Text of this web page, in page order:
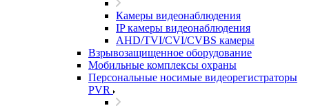
Камеры видеонаблюдения
IP камеры видеонаблюдения
AHD/TVI/CVI/CVBS камеры
Взрывозащищенное оборудование
Мобильные комплексы охраны
Персональные носимые видеорегистраторы
PVR